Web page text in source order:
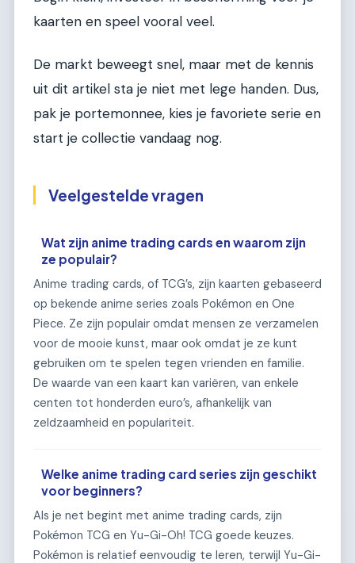
kaarten en speel vooral veel.
De markt beweegt snel, maar met de kennis
uit dit artikel sta je niet met lege handen. Dus,
pak je portemonnee, kies je favoriete serie en
start je collectie vandaag nog.
Veelgestelde vragen
Wat zijn anime trading cards en waarom zijn
ze populair?
Anime trading cards, of TCG’s, zijn kaarten gebaseerd
op bekende anime series zoals Pokémon en One
Piece. Ze zijn populair omdat mensen ze verzamelen
voor de mooie kunst, maar ook omdat je ze kunt
gebruiken om te spelen tegen vrienden en familie.
De waarde van een kaart kan variëren, van enkele
centen tot honderden euro’s, afhankelijk van
zeldzaamheid en populariteit.
Welke anime trading card series zijn geschikt
voor beginners?
Als je net begint met anime trading cards, zijn
Pokémon TCG en Yu-Gi-Oh! TCG goede keuzes.
Pokémon is relatief eenvoudig te leren, terwijl Yu-Gi-